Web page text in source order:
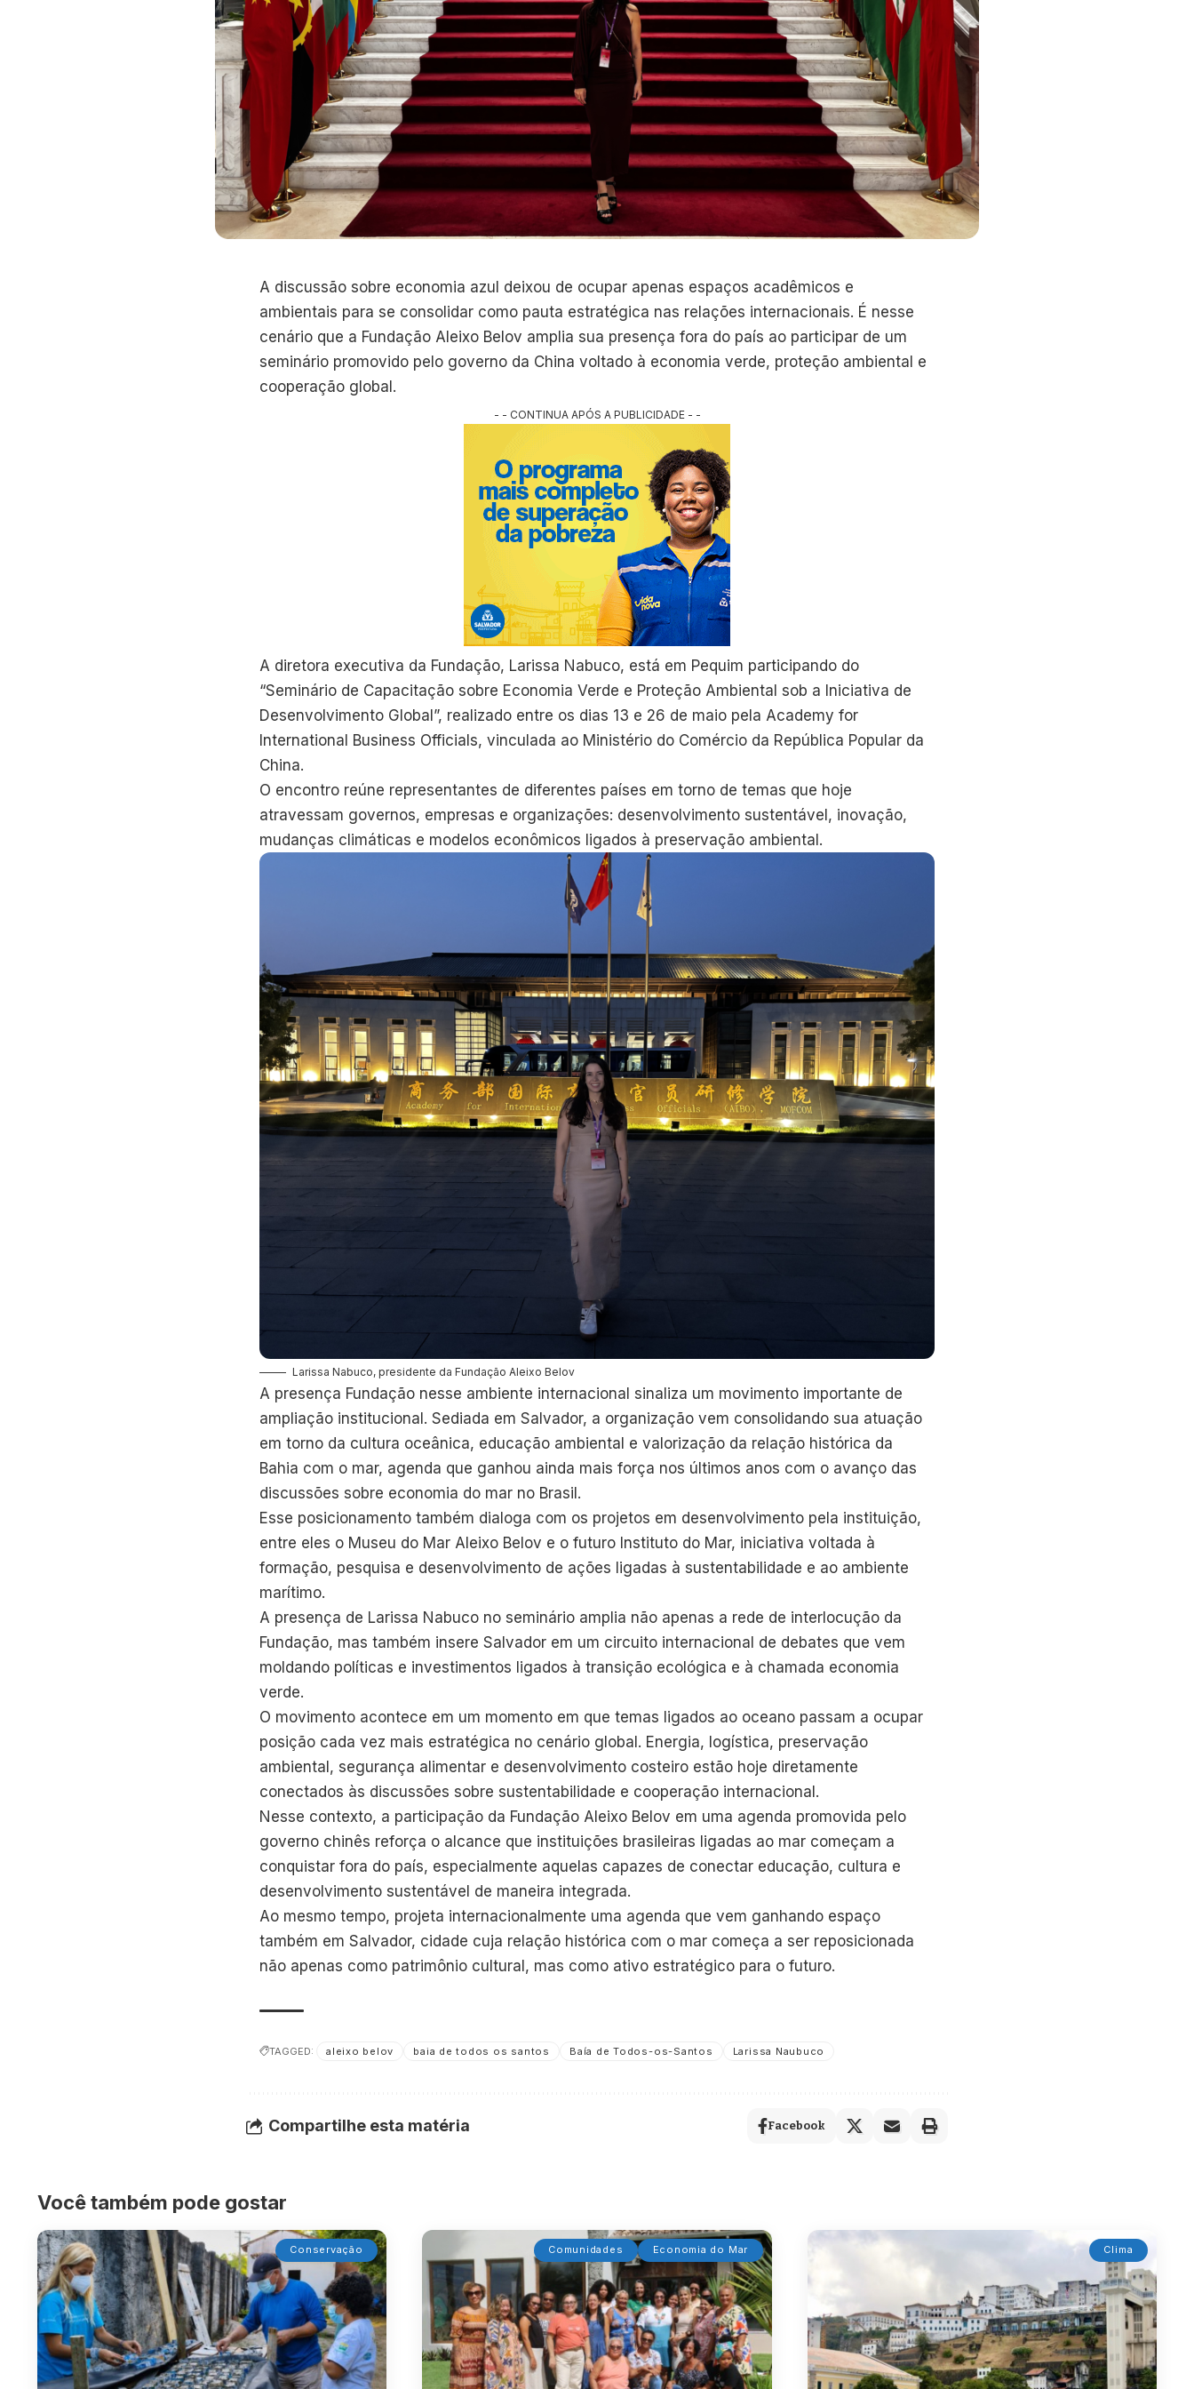
A discussão sobre economia azul deixou de ocupar apenas espaços acadêmicos e
ambientais para se consolidar como pauta estratégica nas relações internacionais. É nesse
cenário que a Fundação Aleixo Belov amplia sua presença fora do país ao participar de um
seminário promovido pelo governo da China voltado à economia verde, proteção ambiental e
cooperação global.
- - CONTINUA APÓS A PUBLICIDADE - -
A diretora executiva da Fundação, Larissa Nabuco, está em Pequim participando do
“Seminário de Capacitação sobre Economia Verde e Proteção Ambiental sob a Iniciativa de
Desenvolvimento Global”, realizado entre os dias 13 e 26 de maio pela Academy for
International Business Officials, vinculada ao Ministério do Comércio da República Popular da
China.
O encontro reúne representantes de diferentes países em torno de temas que hoje
atravessam governos, empresas e organizações: desenvolvimento sustentável, inovação,
mudanças climáticas e modelos econômicos ligados à preservação ambiental.
Larissa Nabuco, presidente da Fundação Aleixo Belov
A presença Fundação nesse ambiente internacional sinaliza um movimento importante de
ampliação institucional. Sediada em Salvador, a organização vem consolidando sua atuação
em torno da cultura oceânica, educação ambiental e valorização da relação histórica da
Bahia com o mar, agenda que ganhou ainda mais força nos últimos anos com o avanço das
discussões sobre economia do mar no Brasil.
Esse posicionamento também dialoga com os projetos em desenvolvimento pela instituição,
entre eles o Museu do Mar Aleixo Belov e o futuro Instituto do Mar, iniciativa voltada à
formação, pesquisa e desenvolvimento de ações ligadas à sustentabilidade e ao ambiente
marítimo.
A presença de Larissa Nabuco no seminário amplia não apenas a rede de interlocução da
Fundação, mas também insere Salvador em um circuito internacional de debates que vem
moldando políticas e investimentos ligados à transição ecológica e à chamada economia
verde.
O movimento acontece em um momento em que temas ligados ao oceano passam a ocupar
posição cada vez mais estratégica no cenário global. Energia, logística, preservação
ambiental, segurança alimentar e desenvolvimento costeiro estão hoje diretamente
conectados às discussões sobre sustentabilidade e cooperação internacional.
Nesse contexto, a participação da Fundação Aleixo Belov em uma agenda promovida pelo
governo chinês reforça o alcance que instituições brasileiras ligadas ao mar começam a
conquistar fora do país, especialmente aquelas capazes de conectar educação, cultura e
desenvolvimento sustentável de maneira integrada.
Ao mesmo tempo, projeta internacionalmente uma agenda que vem ganhando espaço
também em Salvador, cidade cuja relação histórica com o mar começa a ser reposicionada
não apenas como patrimônio cultural, mas como ativo estratégico para o futuro.
TAGGED: aleixo belov baia de todos os santos Baía de Todos-os-Santos Larissa Naubuco
Compartilhe esta matéria Facebook
Você também pode gostar
Conservação Comunidades Economia do Mar Clima